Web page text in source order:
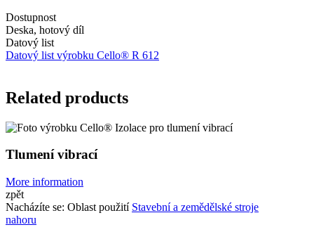
Dostupnost
Deska, hotový díl
Datový list
Datový list výrobku Cello® R 612
Related products
Tlumení vibrací
More information
zpět
Nacházíte se: Oblast použití Stavební a zemědělské stroje
nahoru